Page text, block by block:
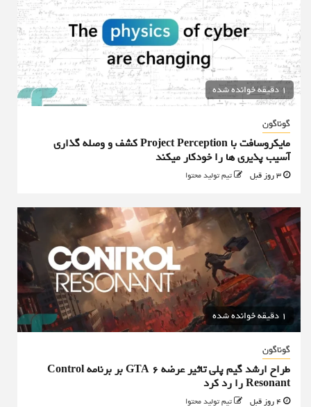
1 دقیقه خوانده شده
گوناگون
مایکروسافت با Project Perception کشف و وصله گذاری
آسیب پذیری ها را خودکار میکند
تیم تولید محتوا
1 دقیقه خوانده شده
گوناگون
طراح ارشد گیم پلی تاثیر عرضه GTA 6 بر برنامه Control
Resonant را رد کرد
تیم تولید محتوا